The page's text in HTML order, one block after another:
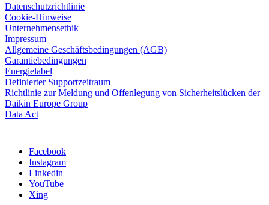
Datenschutzrichtlinie
Cookie-Hinweise
Unternehmensethik
Impressum
Allgemeine Geschäftsbedingungen (AGB)
Garantiebedingungen
Energielabel
Definierter Supportzeitraum
Richtlinie zur Meldung und Offenlegung von Sicherheitslücken der
Daikin Europe Group
Data Act
Facebook
Instagram
Linkedin
YouTube
Xing